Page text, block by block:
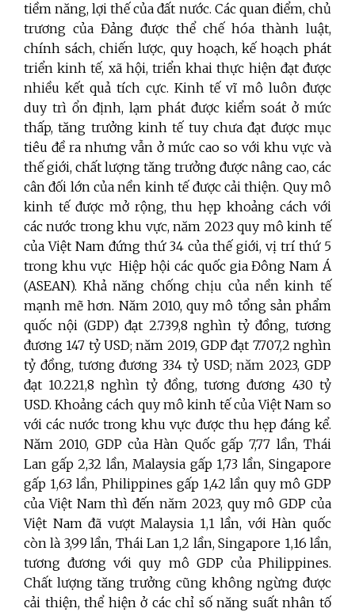
tiềm năng, lợi thế của đất nước. Các quan điểm, chủ
trương của Đảng được thể chế hóa thành luật,
chính sách, chiến lược, quy hoạch, kế hoạch phát
triển kinh tế, xã hội, triển khai thực hiện đạt được
nhiều kết quả tích cực. Kinh tế vĩ mô luôn được
duy trì ổn định, lạm phát được kiểm soát ở mức
thấp, tăng trưởng kinh tế tuy chưa đạt được mục
tiêu đề ra nhưng vẫn ở mức cao so với khu vực và
thế giới, chất lượng tăng trưởng được nâng cao, các
cân đối lớn của nền kinh tế được cải thiện. Quy mô
kinh tế được mở rộng, thu hẹp khoảng cách với
các nước trong khu vực, năm 2023 quy mô kinh tế
của Việt Nam đứng thứ 34 của thế giới, vị trí thứ 5
trong khu vực Hiệp hội các quốc gia Đông Nam Á
(ASEAN). Khả năng chống chịu của nền kinh tế
mạnh mẽ hơn. Năm 2010, quy mô tổng sản phẩm
quốc nội (GDP) đạt 2.739,8 nghìn tỷ đồng, tương
đương 147 tỷ USD; năm 2019, GDP đạt 7.707,2 nghìn
tỷ đồng, tương đương 334 tỷ USD; năm 2023, GDP
đạt 10.221,8 nghìn tỷ đồng, tương đương 430 tỷ
USD. Khoảng cách quy mô kinh tế của Việt Nam so
với các nước trong khu vực được thu hẹp đáng kể.
Năm 2010, GDP của Hàn Quốc gấp 7,77 lần, Thái
Lan gấp 2,32 lần, Malaysia gấp 1,73 lần, Singapore
gấp 1,63 lần, Philippines gấp 1,42 lần quy mô GDP
của Việt Nam thì đến năm 2023, quy mô GDP của
Việt Nam đã vượt Malaysia 1,1 lần, với Hàn quốc
còn là 3,99 lần, Thái Lan 1,2 lần, Singapore 1,16 lần,
tương đương với quy mô GDP của Philippines.
Chất lượng tăng trưởng cũng không ngừng được
cải thiện, thể hiện ở các chỉ số năng suất nhân tố